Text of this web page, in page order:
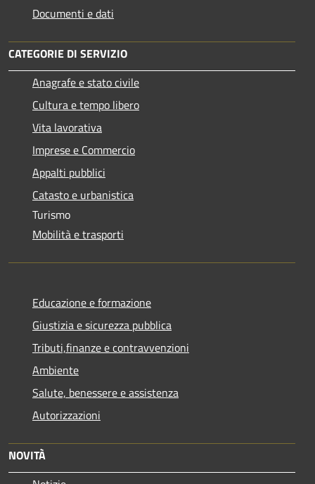
Documenti e dati
CATEGORIE DI SERVIZIO
Anagrafe e stato civile
Cultura e tempo libero
Vita lavorativa
Imprese e Commercio
Appalti pubblici
Catasto e urbanistica
Turismo
Mobilità e trasporti
Educazione e formazione
Giustizia e sicurezza pubblica
Tributi,finanze e contravvenzioni
Ambiente
Salute, benessere e assistenza
Autorizzazioni
NOVITÀ